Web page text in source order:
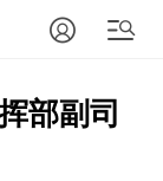
部副司